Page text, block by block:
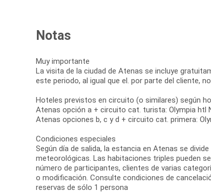
Notas
Muy importante
La visita de la ciudad de Atenas se incluye
este periodo, al igual que el. por parte del cliente,
Hoteles previstos en circuito (o similares) según
Atenas opción a + circuito cat. turista: Olympia htl
Atenas opciones b, c y d + circuito cat. primera:
Condiciones especiales
Según día de salida, la estancia en Atenas se
meteorológicas. Las habitaciones triples pueden
número de participantes, clientes de varias
o modificación. Consulte condiciones de
reservas de sólo 1 persona